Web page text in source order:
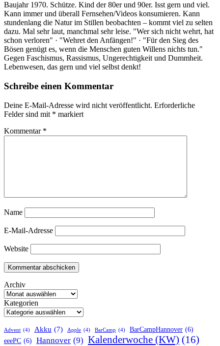
Baujahr 1970. Schütze. Kind der 80er und 90er. Isst gern und viel.
Kann immer und überall Fernsehen/Videos konsumieren. Kann
stundenlang die Natur im Stillen beobachten – kommt viel zu selten
dazu. Mal sehr laut, manchmal sehr leise. "Wer sich nicht wehrt, hat
schon verloren" · "Wehret den Anfängen!" · "Für den Sieg des
Bösen genügt es, wenn die Menschen guten Willens nichts tun."
Gegen Faschismus, Rassismus, Ungerechtigkeit und Dummheit.
Lebenwesen, das gern und viel selbst denkt!
Schreibe einen Kommentar
Deine E-Mail-Adresse wird nicht veröffentlicht. Erforderliche
Felder sind mit * markiert
Kommentar *
Name
E-Mail-Adresse
Website
Archiv
Kategorien
Advent (4) Akku (7) Apple (4) BarCamp (4) BarCampHannover (6)
eeePC (6) Hannover (9) Kalenderwoche (KW) (16)